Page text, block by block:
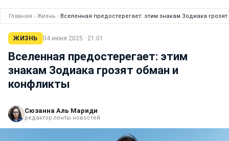
Главная › Жизнь › Вселенная предостерегает: этим знакам Зодиака
ЖИЗНЬ 04 июня 2025 · 21:01
Вселенная предостерегает: этим
знакам Зодиака грозят обман и
конфликты
Сюзанна Аль Мариди
редактор ленты новостей